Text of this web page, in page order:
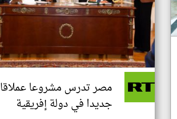
مصر تدرس مشروعا عملاقا
جديدا في دولة إفريقية